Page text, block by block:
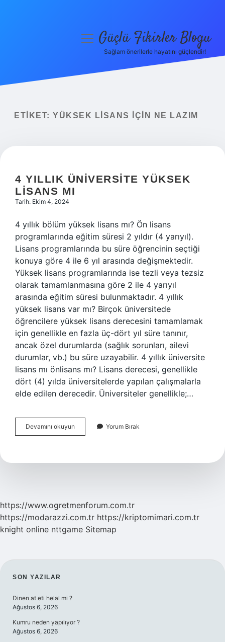
Yasal Uyarı
menüyüGüçlü Fikirler Blogu
Sağlam önerilerle hayatını güçlendir!
ETIKET: YÜKSEK LISANS IÇIN NE LAZIM
4 YILLIK ÜNIVERSITE YÜKSEK
LISANS MI
Tarih: Ekim 4, 2024
4 yıllık bölüm yüksek lisans mı? Ön lisans
programlarında eğitim süresi 2 yıldır (4 yarıyıl).
Lisans programlarında bu süre öğrencinin seçtiği
konuya göre 4 ile 6 yıl arasında değişmektedir.
Yüksek lisans programlarında ise tezli veya tezsiz
olarak tamamlanmasına göre 2 ile 4 yarıyıl
arasında eğitim süresi bulunmaktadır. 4 yıllık
yüksek lisans var mı? Birçok üniversitede
öğrencilere yüksek lisans derecesini tamamlamak
için genellikle en fazla üç-dört yıl süre tanınır,
ancak özel durumlarda (sağlık sorunları, ailevi
durumlar, vb.) bu süre uzayabilir. 4 yıllık üniversite
lisans mı önlisans mı? Lisans derecesi, genellikle
dört (4) yılda üniversitelerde yapılan çalışmalarla
elde edilen derecedir. Üniversiteler genellikle;…
Devamını okuyun
Yıllık
Lisans
Yorum Bırak
https://www.ogretmenforum.com.tr
https://modarazzi.com.tr https://kriptomimari.com.tr
knight online nttgame Sitemap
SIDEBAR
SON YAZILAR
Dinen at eti helal mi ?
Ağustos 6, 2026
Kumru neden yapılıyor ?
Ağustos 6, 2026